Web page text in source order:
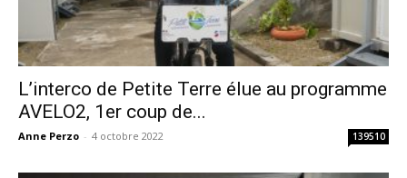
L’interco de Petite Terre élue au programme
AVELO2, 1er coup de...
Anne Perzo - 4 octobre 2022 139510